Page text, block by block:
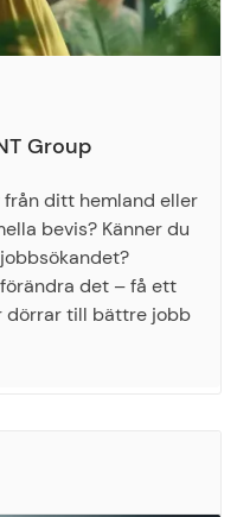
Group
ditt hemland eller
bevis? Känner du
det – få ett
dörrar till bättre jobb